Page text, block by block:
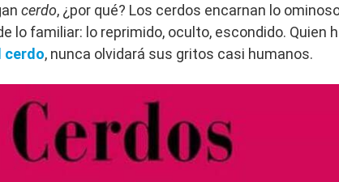
cerdo, ¿por qué? Los cerdos encarnan lo
lo familiar: lo reprimido, oculto, escondido. Quien
cerdo, nunca olvidará sus gritos casi humanos.